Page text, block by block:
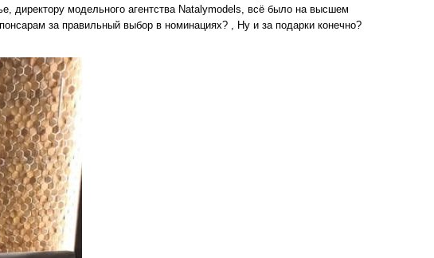
директору модельного агентства Natalymodels, всё было на высшем
за правильный выбор в номинациях? , Ну и за подарки конечно?